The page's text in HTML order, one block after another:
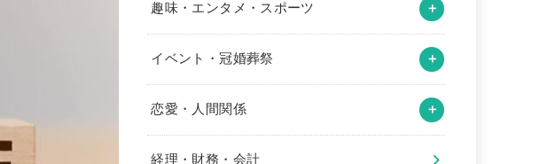
趣味・エンタメ・スポーツ
イベント・冠婚葬祭
恋愛・人間関係
経理・財務・会計